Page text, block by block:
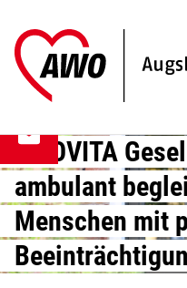
Inhalt
springen
Fußzeile
springen
AWOVITA
ambulant
Menschen mit